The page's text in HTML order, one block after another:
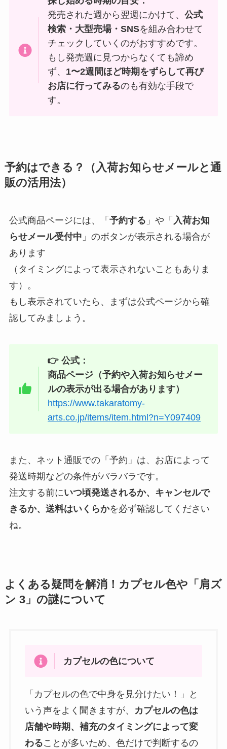
発売された週から翌週にかけて、公式
検索・大型売場・SNSを組み合わせて
チェックしていくのがおすすめです。
もし発売週に見つからなくても諦め
ず、 1〜2週間ほど時期をずらして再び
お店に行ってみるのも有効な手段で
す。
予約はできる？（入荷お知らせメールと通
販の活用法）
公式商品ページには、「 予約する 」や「 入荷お知
らせメール受付中 」のボタンが表示される場合が
あります
（タイミングによって表示されないこともありま
す）。
もし表示されていたら、まずは公式ページから確
認してみましょう。
👉 公式：
商品ページ（予約や入荷お知らせメー
ルの表示が出る場合があります）
https://www.takaratomy-
arts.co.jp/items/item.html?n=Y097409
また、ネット通販での「予約」は、お店によって
発送時期などの条件がバラバラです。
注文する前にいつ頃発送されるか、キャンセルで
きるか、送料はいくらかを必ず確認してください
ね。
よくある疑問を解消！カプセル色や「肩ズ
ン 3」の謎について
カプセルの色について
「カプセルの色で中身を見分けたい！」と
いう声をよく聞きますが、
カプセルの色は
店舗や時期、補充のタイミングによって変
わることが多いため、色だけで判断するの